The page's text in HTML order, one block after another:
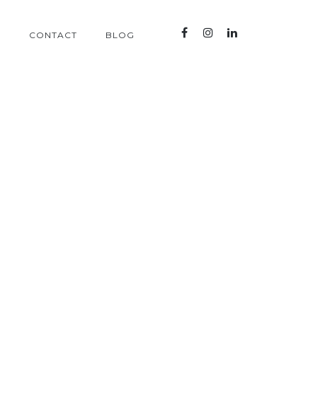
CONTACT BLOG